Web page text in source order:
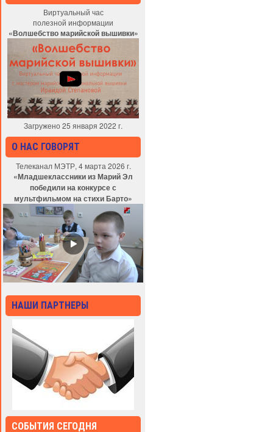
Виртуальный час
полезной информации
«Волшебство марийской вышивки»
Загружено 25 января 2022 г.
О НАС ГОВОРЯТ
Телеканал МЭТР, 4 марта 2026 г.
«Младшеклассники из Марий Эл
победили на конкурсе с
мультфильмом на стихи Барто»
НАШИ ПАРТНЕРЫ
СОБЫТИЯ СЕГОДНЯ